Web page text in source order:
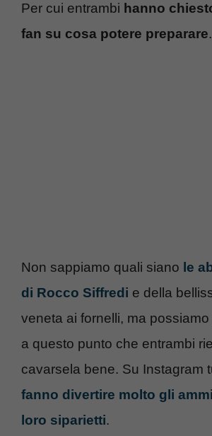
Per cui entrambi hanno
fan su cosa potere preparare.
Non sappiamo quali siano le
di Rocco Siffredi e della
veneta ai fornelli, ma
a questo punto che entrambi
cavarsela bene. Su Instagram
fanno divertire molto gli
loro siparietti.